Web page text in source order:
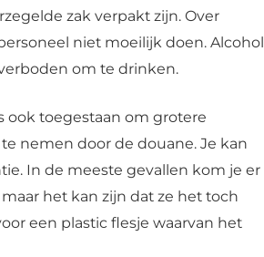
zak verpakt zijn. Over
niet moeilijk doen. Alcohol
om te drinken.
toegestaan om grotere
nemen door de douane. Je kan
In de meeste gevallen kom je er
het kan zijn dat ze het toch
een plastic flesje waarvan het